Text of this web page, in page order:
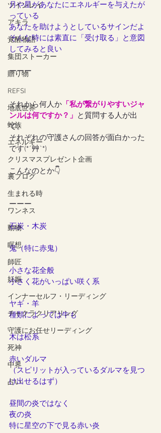
ツインレイ
アキラ
覚醒物語
集団ストーカー
贈り物
REFSI
地底世界
蛇族
エネルギー
クリスマスプレゼント企画
裏ブログ
生まれる時
ワンネス
動物
瞑想
師匠
妊娠
インナーセルフ・リーディング
チャクラクリアリング
守護にお任せリーディング
死神
中界
占い
月や星があなたにエネルギーを与えたが
っている
あなたを助けようとしているサインだよ
そんな時には素直に「受け取る」と意図
してみると良い
ーーー
それから何人か 「私が繋がりやすいジャ
ンルは何ですか？」 と質問する人が出
て。
それぞれの守護さんの回答が面白かった
です(*´艸`*)
こんなのとか👇
ーーー
石炭・木炭
鬼（特に赤鬼）
小さな花全般
小さく花がいっぱい咲く系
ヤギ・羊
種類によっては牛も
木は松系
赤いダルマ
（スピリットが入っているダルマを見つ
け出せるはず）
昼間の炎ではなく
夜の炎
特に星空の下で見る赤い炎